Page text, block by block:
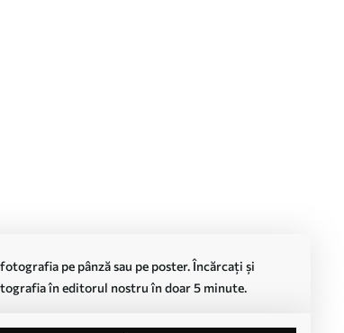
pe pânză sau pe poster. Încărcați și
în editorul nostru în doar 5 minute.